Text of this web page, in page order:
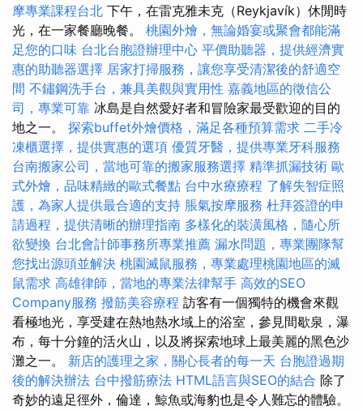
摩專業課程台北 下午，在雷克雅未克（Reykjavík）休閒時
光，在一家餐廳晚餐。 桃園外燴，無論婚宴或聚會都能滿
足您的口味 台北台胞證辦理中心 平價助聽器，提供經濟實
惠的助聽器選擇 居家打掃服務，讓您享受清潔後的舒適空
間 不鏽鋼洗手台，兼具美觀與實用性 嘉義地區的徵信公
司，專業可靠 冰島是自然愛好者和冒險家最受歡迎的目的
地之一。 探索buffet外燴價格，滿足各種預算需求 二手冷
凍櫃選擇，提供實惠的選項 優質牙醫，提供專業牙科服務
台南搬家公司，當地可靠的搬家服務選擇 精準抓漏技術 歐
式外燴，品味精緻的歐式餐點 台中水療療程 了解失智症照
護，為家人提供最合適的支持 脹氣按摩服務 杜拜簽證的申
請過程，提供清晰的辦理指南 多樣化的裝潢風格，隨心所
欲變換 台北會計師事務所專業推薦 漏水問題，專業團隊幫
您找出源頭並解決 桃園滅鼠服務，專業處理桃園地區的滅
鼠需求 高雄律師，當地的專業法律幫手 高效的SEO
Company服務 撥筋美容療程 訪客有一個獨特的機會來觀
看極地光，享受建在熱地熱水域上的浴室，參見間歇泉，瀑
布，每十分鐘的活火山，以及將探索地球上最美麗的黑色沙
灘之一。 新店的護理之家，關心長者的每一天 台胞證過期
後的解決辦法 台中撥筋療法 HTML語言與SEO的結合 除了
奇妙的遠足徑外，倫達，鯨魚或海豹也是令人難忘的體驗。